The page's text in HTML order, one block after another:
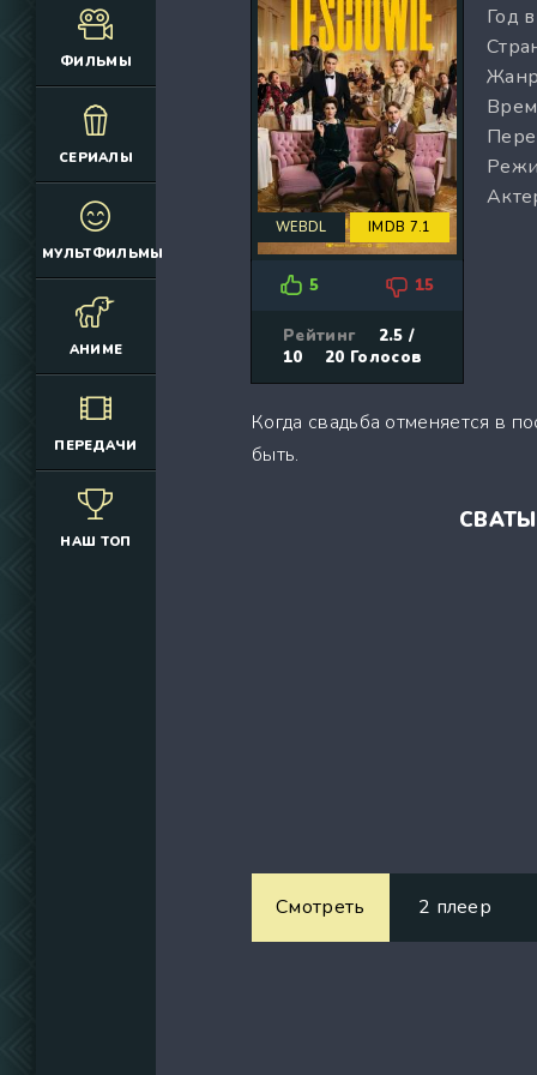
ФИЛЬМЫ
(12925)
(4392)
(6692)
(2645)
(2752)
(2164)
(10686)
(7063)
(3006)
(308)
(4415)
(3222)
(3576)
СЕРИАЛЫ
(3076)
(2166)
(660)
(1830)
(324)
(884)
(12174)
(335)
МУЛЬТФИЛЬМЫ
АНИМЕ
ПЕРЕДАЧИ
НАШ ТОП
WEBDL IMDB 7.1
5 15
Рейтинг
2.5 /
10
20 Голосов
Год
Когда свадьба отменяется в
быть.
Смотреть 2 плеер